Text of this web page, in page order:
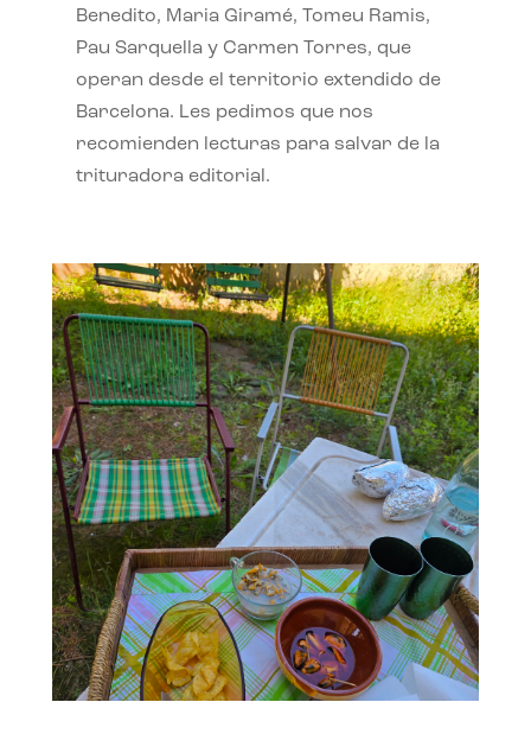
Benedito, Maria Giramé, Tomeu Ramis,
Pau Sarquella y Carmen Torres, que
operan desde el territorio extendido de
Barcelona. Les pedimos que nos
recomienden lecturas para salvar de la
trituradora editorial.